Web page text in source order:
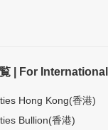
| For International
Hong Kong(香港)
Bullion(香港)